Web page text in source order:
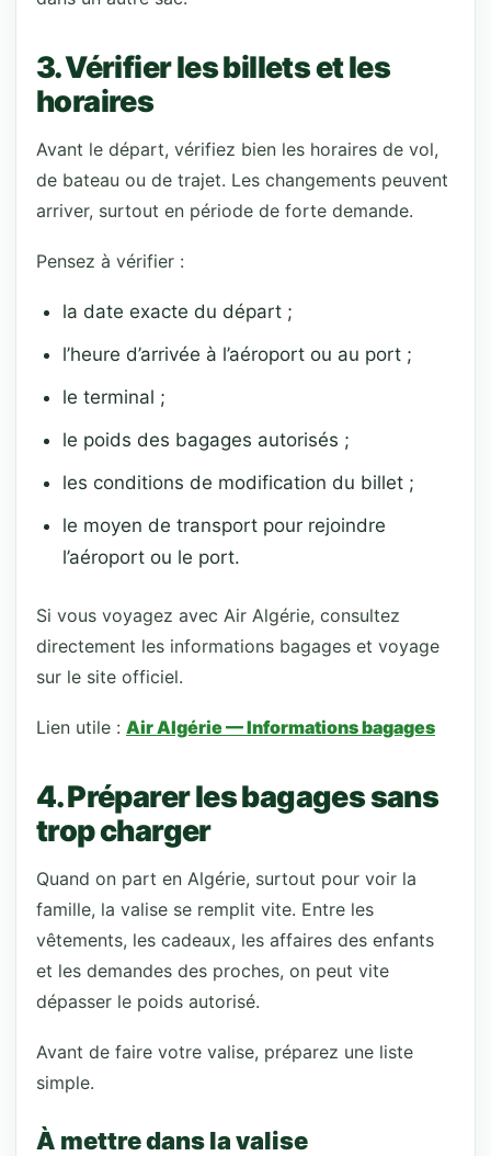
3. Vérifier les billets et les
horaires
Avant le départ, vérifiez bien les horaires de vol,
de bateau ou de trajet. Les changements peuvent
arriver, surtout en période de forte demande.
Pensez à vérifier :
la date exacte du départ ;
l’heure d’arrivée à l’aéroport ou au port ;
le terminal ;
le poids des bagages autorisés ;
les conditions de modification du billet ;
le moyen de transport pour rejoindre
l’aéroport ou le port.
Si vous voyagez avec Air Algérie, consultez
directement les informations bagages et voyage
sur le site officiel.
Lien utile : Air Algérie — Informations bagages
4. Préparer les bagages sans
trop charger
Quand on part en Algérie, surtout pour voir la
famille, la valise se remplit vite. Entre les
vêtements, les cadeaux, les affaires des enfants
et les demandes des proches, on peut vite
dépasser le poids autorisé.
Avant de faire votre valise, préparez une liste
simple.
À mettre dans la valise